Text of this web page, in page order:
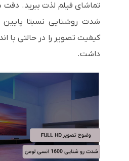
تماشای فیلم لذت ببرید.
شدت روشنایی نسبتا پایین
داشت.